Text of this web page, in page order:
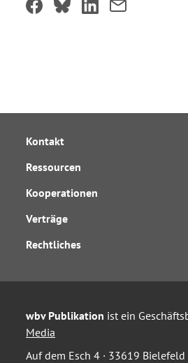
Kontakt
Ressourcen
Kooperationen
Verträge
Rechtliches
wbv Publikation ist ein
Media
Auf dem Esch 4 · 33619 Bielefeld